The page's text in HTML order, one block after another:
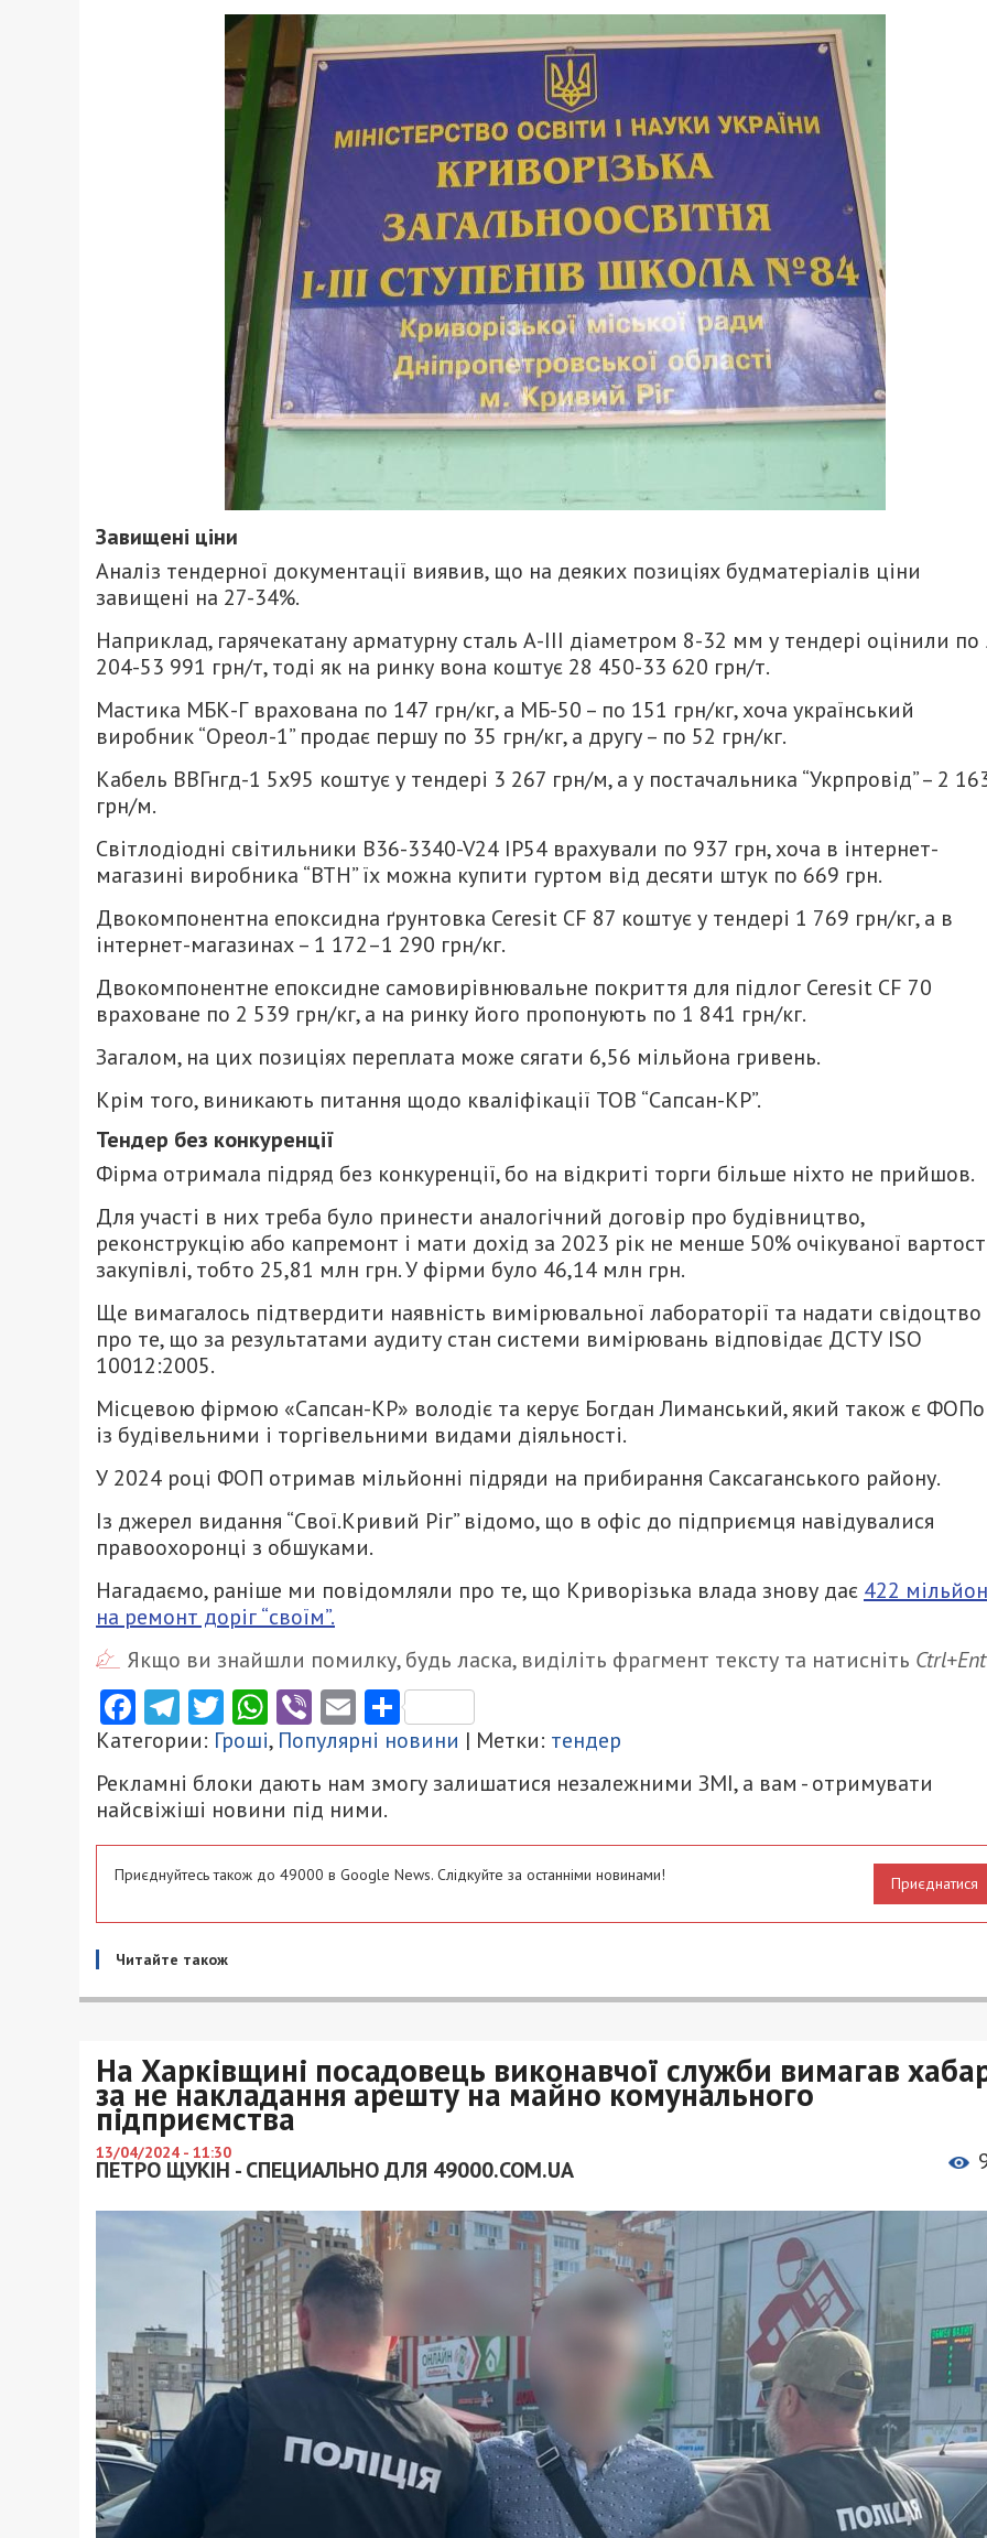
Завищені ціни
Аналіз тендерної документації виявив, що на деяких позиціях будматеріалів ціни
завищені на 27-34%.
Наприклад, гарячекатану арматурну сталь А-ІІІ діаметром 8-32 мм у тендері оцінили по
204-53 991 грн/т, тоді як на ринку вона коштує 28 450-33 620 грн/т.
Мастика МБК-Г врахована по 147 грн/кг, а МБ-50 – по 151 грн/кг, хоча український
виробник “Ореол-1” продає першу по 35 грн/кг, а другу – по 52 грн/кг.
Кабель ВВГнгд-1 5х95 коштує у тендері 3 267 грн/м, а у постачальника “Укрпровід” – 2
грн/м.
Світлодіодні світильники B36-3340-V24 IP54 врахували по 937 грн, хоча в інтернет-
магазині виробника “ВТН” їх можна купити гуртом від десяти штук по 669 грн.
Двокомпонентна епоксидна ґрунтовка Ceresit CF 87 коштує у тендері 1 769 грн/кг, а в
інтернет-магазинах – 1 172–1 290 грн/кг.
Двокомпонентне епоксидне самовирівнювальне покриття для підлог Ceresit CF 70
враховане по 2 539 грн/кг, а на ринку його пропонують по 1 841 грн/кг.
Загалом, на цих позиціях переплата може сягати 6,56 мільйона гривень.
Крім того, виникають питання щодо кваліфікації ТОВ “Сапсан-КР”.
Тендер без конкуренції
Фірма отримала підряд без конкуренції, бо на відкриті торги більше ніхто не прийшов.
Для участі в них треба було принести аналогічний договір про будівництво,
реконструкцію або капремонт і мати дохід за 2023 рік не менше 50% очікуваної
закупівлі, тобто 25,81 млн грн. У фірми було 46,14 млн грн.
Ще вимагалось підтвердити наявність вимірювальної лабораторії та надати свідоцтво
про те, що за результатами аудиту стан системи вимірювань відповідає ДСТУ ISO
10012:2005.
Місцевою фірмою «Сапсан-КР» володіє та керує Богдан Лиманський, який також є
із будівельними і торгівельними видами діяльності.
У 2024 році ФОП отримав мільйонні підряди на прибирання Саксаганського району.
Із джерел видання “Свої.Кривий Ріг” відомо, що в офіс до підприємця навідувалися
правоохоронці з обшуками.
Нагадаємо, раніше ми повідомляли про те, що Криворізька влада знову дає 422
на ремонт доріг “своїм”.
Якщо ви знайшли помилку, будь ласка, виділіть фрагмент тексту та натисніть
Facebook
Telegram
Twitter
WhatsApp
ViberEmailПоділитися
Категории: Гроші, Популярні новини | Метки: тендер
Рекламні блоки дають нам змогу залишатися незалежними ЗМІ, а вам - отримувати
найсвіжіші новини під ними.
Приєднуйтесь також до 49000 в Google News. Слідкуйте за останніми новинами! Приєднатися
Читайте також
На Харківщині посадовець виконавчої служби вимагав
за не накладання арешту на майно комунального
підприємства
13/04/2024 - 11:30
ПЕТРО ЩУКІН - СПЕЦИАЛЬНО ДЛЯ 49000.COM.UA